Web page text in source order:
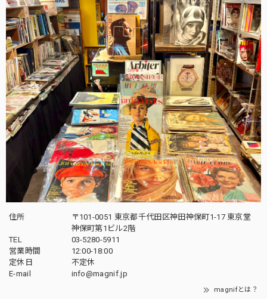
住所
〒101-0051 東京都千代田区神田神保町1-17 東京堂
神保町第1ビル2階
TEL
03-5280-5911
営業時間
12:00-18:00
定休日
不定休
E-mail
info@magnif.jp
magnifとは？